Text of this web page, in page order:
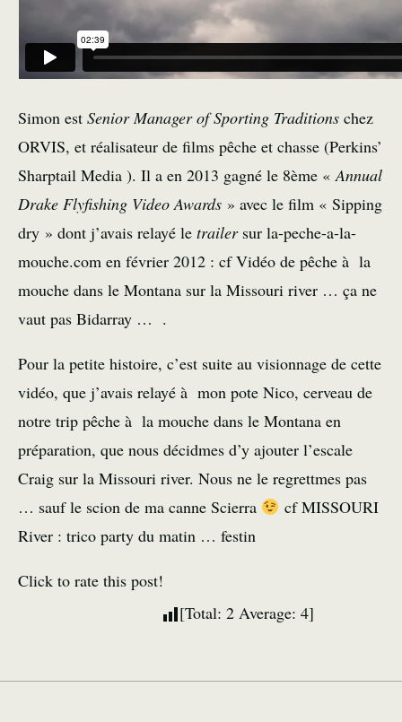
Simon est Senior Manager of Sporting Traditions chez
ORVIS, et réalisateur de films pêche et chasse (Perkins’
Sharptail Media ). Il a en 2013 gagné le 8ème «Annual
Drake Flyfishing Video Awards » avec le film « Sipping
dry » dont j’avais relayé le trailer sur la-peche-a-la-
mouche.com en février 2012 : cfVidéo de pêche à la
mouche dans le Montana sur la Missouri river … ça ne
vaut pas Bidarray … .
Pour la petite histoire, c’est suite au visionnage de cette
vidéo, que j’avais relayé à mon pote Nico, cerveau de
notre trip pêche à la mouche dans le Montana en
préparation, que nous décidmes d’y ajouter l’escale
Craig sur la Missouri river. Nous ne le regrettmes pas
… sauf le scion de ma canne Scierra
cfMISSOURI
River : trico party du matin … festin
Click to rate this post!
[Total: 2 Average: 4]